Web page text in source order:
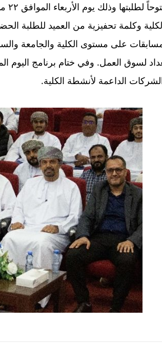
وكلمة تحفيزية من العميد للطلبة
على مستوى الكلية والجامعة
لسوق العمل. وفي ختام برنامج اليوم
الداعمة لأنشطة الكلية.